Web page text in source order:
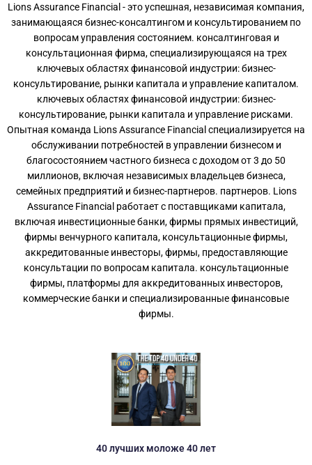
Lions Assurance Financial - это успешная, независимая компания,
занимающаяся бизнес-консалтингом и консультированием по
вопросам управления состоянием. консалтинговая и
консультационная фирма, специализирующаяся на трех
ключевых областях финансовой индустрии: бизнес-
консультирование, рынки капитала и управление капиталом.
ключевых областях финансовой индустрии: бизнес-
консультирование, рынки капитала и управление рисками.
Опытная команда Lions Assurance Financial специализируется на
обслуживании потребностей в управлении бизнесом и
благосостоянием частного бизнеса с доходом от 3 до 50
миллионов, включая независимых владельцев бизнеса,
семейных предприятий и бизнес-партнеров. партнеров. Lions
Assurance Financial работает с поставщиками капитала,
включая инвестиционные банки, фирмы прямых инвестиций,
фирмы венчурного капитала, консультационные фирмы,
аккредитованные инвесторы, фирмы, предоставляющие
консультации по вопросам капитала. консультационные
фирмы, платформы для аккредитованных инвесторов,
коммерческие банки и специализированные финансовые
фирмы.
40 лучших моложе 40 лет